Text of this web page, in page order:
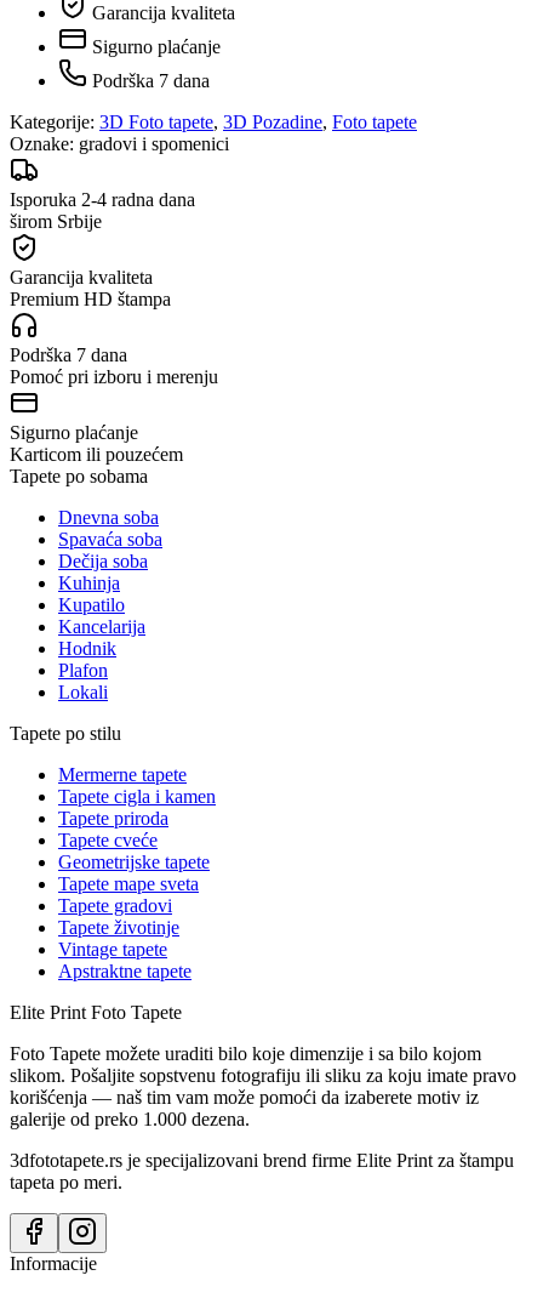
Garancija kvaliteta
Sigurno plaćanje
Podrška 7 dana
Kategorije: 3D Foto tapete, 3D Pozadine, Foto tapete
Oznake: gradovi i spomenici
Isporuka 2-4 radna dana
širom Srbije
Garancija kvaliteta
Premium HD štampa
Podrška 7 dana
Pomoć pri izboru i merenju
Sigurno plaćanje
Karticom ili pouzećem
Tapete po sobama
Dnevna soba
Spavaća soba
Dečija soba
Kuhinja
Kupatilo
Kancelarija
Hodnik
Plafon
Lokali
Tapete po stilu
Mermerne tapete
Tapete cigla i kamen
Tapete priroda
Tapete cveće
Geometrijske tapete
Tapete mape sveta
Tapete gradovi
Tapete životinje
Vintage tapete
Apstraktne tapete
Elite Print Foto Tapete
Foto Tapete možete uraditi bilo koje dimenzije i sa bilo kojom
slikom. Pošaljite sopstvenu fotografiju ili sliku za koju imate pravo
korišćenja — naš tim vam može pomoći da izaberete motiv iz
galerije od preko 1.000 dezena.
3dfototapete.rs je specijalizovani brend firme Elite Print za štampu
tapeta po meri.
Informacije